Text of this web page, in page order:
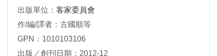
出版單位： 客家委員會
作/編/譯者：古國順等
GPN：1010103106
出版／創刊日期：2012-12